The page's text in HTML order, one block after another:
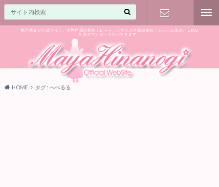
雛乃木まや公式サイト。女性声優の動画ナレーションやボイス収録依頼・ボーカル依頼、UTAU
音源ダウンロード等ができます。
気軽に♪
HOME タグ : ぺぺるる